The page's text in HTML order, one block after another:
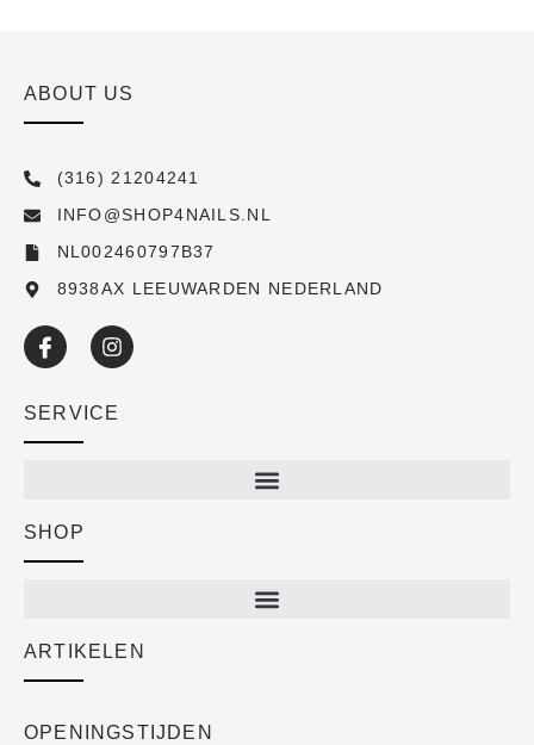
ABOUT US
(316) 21204241
INFO@SHOP4NAILS.NL
NL002460797B37
8938AX LEEUWARDEN NEDERLAND
SERVICE
Academy
SHOP
ARTIKELEN
OPENINGSTIJDEN